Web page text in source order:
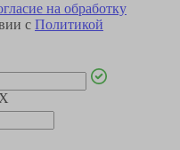
на обработку
с Политикой